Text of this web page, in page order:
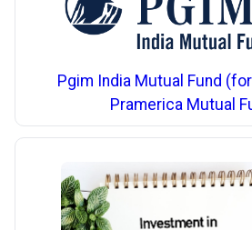
Pgim India Mutual Fund
Pramerica Mutual